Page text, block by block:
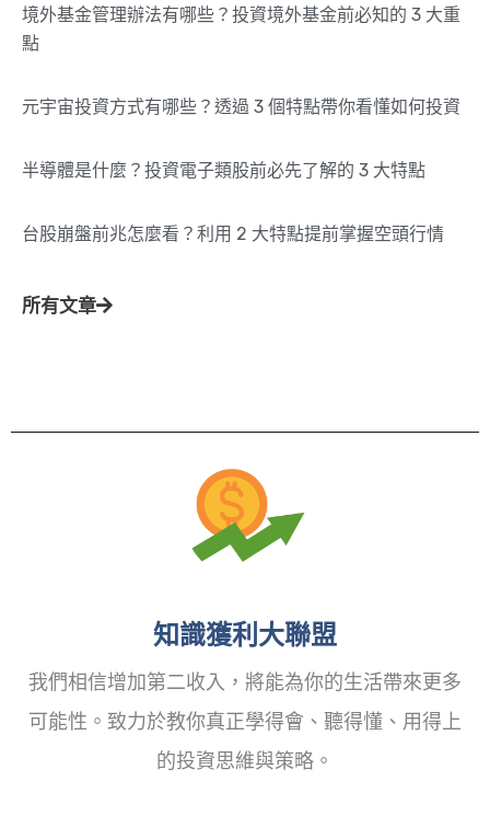
境外基金管理辦法有哪些？投資境外基金前必知的 3 大重
點
元宇宙投資方式有哪些？透過 3 個特點帶你看懂如何投資
半導體是什麼？投資電子類股前必先了解的 3 大特點
台股崩盤前兆怎麼看？利用 2 大特點提前掌握空頭行情
所有文章
知識獲利大聯盟
我們相信增加第二收入，將能為你的生活帶來更多
可能性。致力於教你真正學得會、聽得懂、用得上
的投資思維與策略。